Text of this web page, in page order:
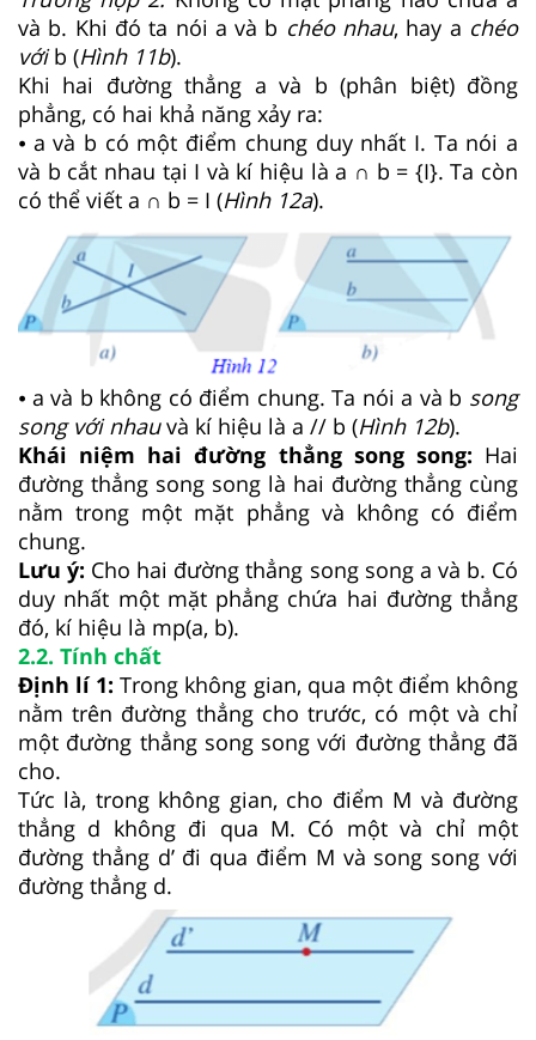
và b. Khi đó ta nói a và b chéo nhau, hay a chéo
vớib (Hình 11b).
Khi hai đường thẳng a và b (phân biệt) đồng
phẳng, có hai khả năng xảy ra:
⦁ a và b có một điểm chung duy nhất I. Ta nói a
và b cắt nhau tại I và kí hiệu là a ∩ b = {I}. Ta còn
có thể viết a ∩ b = I (Hình 12a).
⦁ a và b không có điểm chung. Ta nói a và b song
song với nhauvà kí hiệu là a // b (Hình 12b).
Khái niệm hai đường thẳng song song: Hai
đường thẳng song song là hai đường thẳng cùng
nằm trong một mặt phẳng và không có điểm
chung.
Lưu ý: Cho hai đường thẳng song song a và b. Có
duy nhất một mặt phẳng chứa hai đường thẳng
đó, kí hiệu là mp(a, b).
2.2. Tính chất
Định lí 1: Trong không gian, qua một điểm không
nằm trên đường thẳng cho trước, có một và chỉ
một đường thẳng song song với đường thẳng đã
cho.
Tức là, trong không gian, cho điểm M và đường
thẳng d không đi qua M. Có một và chỉ một
đường thẳng d’ đi qua điểm M và song song với
đường thẳng d.